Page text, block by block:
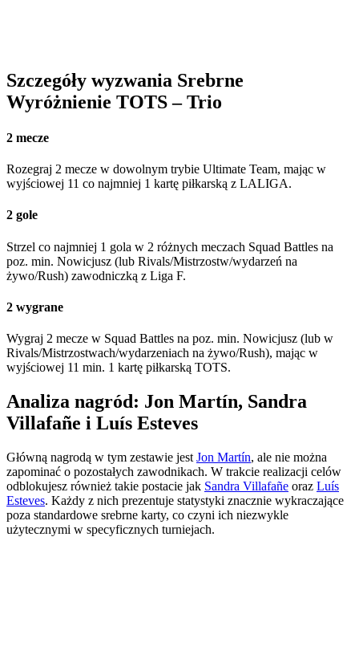
Szczegóły wyzwania Srebrne
Wyróżnienie TOTS – Trio
2 mecze
Rozegraj 2 mecze w dowolnym trybie Ultimate Team, mając w
wyjściowej 11 co najmniej 1 kartę piłkarską z LALIGA.
2 gole
Strzel co najmniej 1 gola w 2 różnych meczach Squad Battles na
poz. min. Nowicjusz (lub Rivals/Mistrzostw/wydarzeń na
żywo/Rush) zawodniczką z Liga F.
2 wygrane
Wygraj 2 mecze w Squad Battles na poz. min. Nowicjusz (lub w
Rivals/Mistrzostwach/wydarzeniach na żywo/Rush), mając w
wyjściowej 11 min. 1 kartę piłkarską TOTS.
Analiza nagród: Jon Martín, Sandra
Villafañe i Luís Esteves
Główną nagrodą w tym zestawie jest Jon Martín, ale nie można
zapominać o pozostałych zawodnikach. W trakcie realizacji celów
odblokujesz również takie postacie jak Sandra Villafañe oraz Luís
Esteves. Każdy z nich prezentuje statystyki znacznie wykraczające
poza standardowe srebrne karty, co czyni ich niezwykle
użytecznymi w specyficznych turniejach.